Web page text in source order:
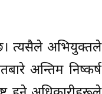
त्यसैले अभियुक्तले
अन्तिम निष्कर्ष